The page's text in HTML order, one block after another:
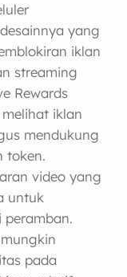
yang
iklan
streaming
Rewards
iklan
mendukung
token.
video yang
untuk
pada